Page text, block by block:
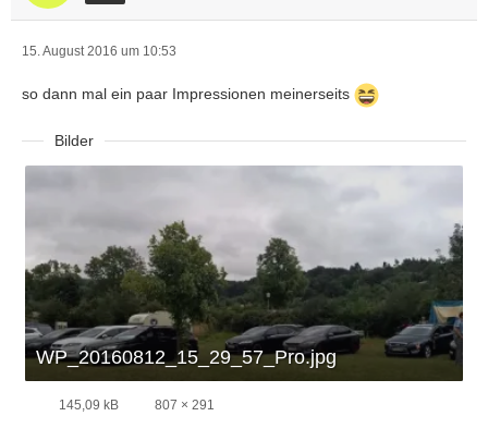
15. August 2016 um 10:53
so dann mal ein paar Impressionen meinerseits
Bilder
WP_20160812_15_29_57_Pro.jpg
145,09 kB 807 × 291